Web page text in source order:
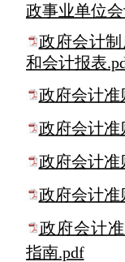
政事业单位
政府会计
和会计报表
政府会计
政府会计
政府会计
政府会计
政府会计
指南.pdf